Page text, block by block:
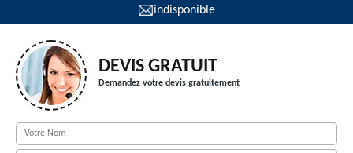
indisponible
DEVIS GRATUIT
Demandez votre devis gratuitement